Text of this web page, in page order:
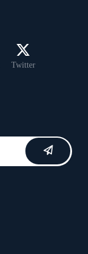
Twitter